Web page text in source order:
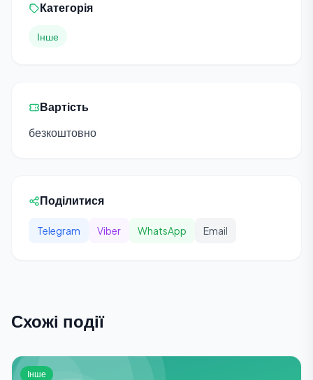
Категорія
Інше
Вартість
безкоштовно
Поділитися
Telegram Viber WhatsApp Email
Схожі події
Інше